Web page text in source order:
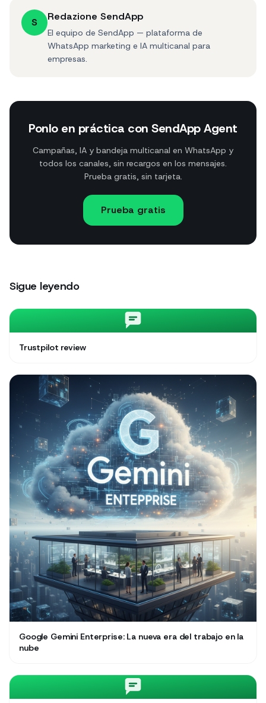
S Redazione SendApp
El equipo de SendApp — plataforma de
WhatsApp marketing e IA multicanal para
empresas.
Ponlo en práctica con SendApp Agent
Campañas, IA y bandeja multicanal en WhatsApp y
todos los canales, sin recargos en los mensajes.
Prueba gratis, sin tarjeta.
Prueba gratis
Sigue leyendo
Trustpilot review
Google Gemini Enterprise: La nueva era del trabajo en la
nube